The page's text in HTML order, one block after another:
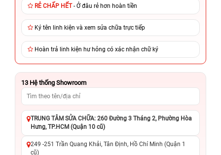
RẺ CHẤP HẾT- Ở đâu rẻ hơn hoàn tiền
Ký tên linh kiện và xem sửa chữa trực tiếp
Hoàn trả linh kiện hư hỏng có xác nhận chữ ký
13 Hệ thống Showroom
TRUNG TÂM SỬA CHỮA: 260 Đường 3 Tháng 2, Phường Hòa
Hưng, TP.HCM (Quận 10 cũ)
249 -251 Trần Quang Khải, Tân Định, Hồ Chí Minh (Quận 1
cũ)